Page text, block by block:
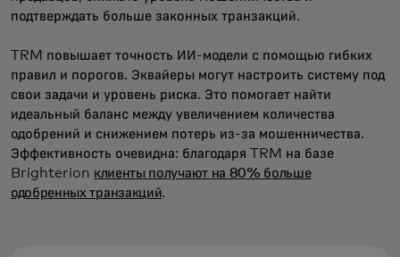
подтверждать больше законных транзакций.
TRM повышает точность ИИ-модели с помощью гибких
правил и порогов. Эквайеры могут настроить систему под
свои задачи и уровень риска. Это помогает найти
идеальный баланс между увеличением количества
одобрений и снижением потерь из-за мошенничества.
Эффективность очевидна: благодаря TRM на базе
Brighterion клиенты получают на 80% больше
одобренных транзакций.